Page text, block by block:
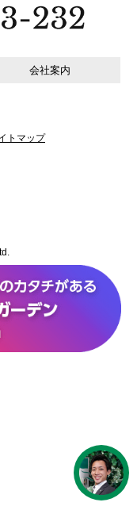
会社案内
トマップ